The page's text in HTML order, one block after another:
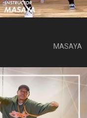
MASAYA